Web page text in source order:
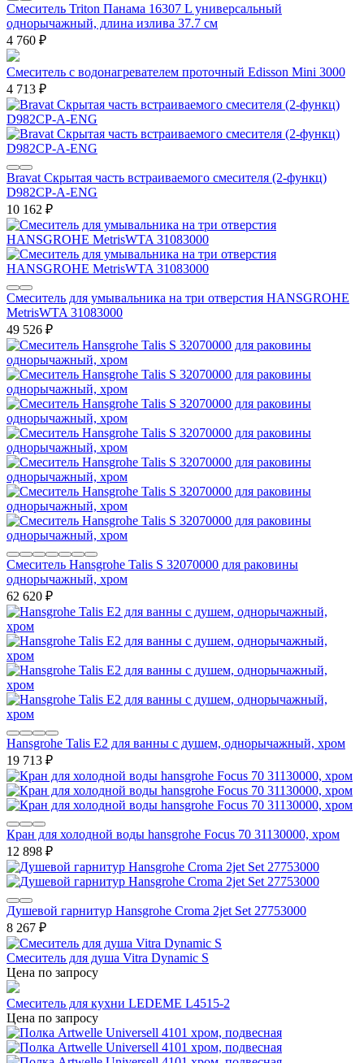
Смеситель Triton Панама 16307 L универсальный
однорычажный, длина излива 37.7 см
4 760 ₽
Смеситель с водонагревателем проточный Edisson Mini 3000
4 713 ₽
Bravat Скрытая часть встраиваемого смесителя (2-функц)
D982CP-A-ENG
10 162 ₽
Смеситель для умывальника на три отверстия HANSGROHE
MetrisWTA 31083000
49 526 ₽
Смеситель Hansgrohe Talis S 32070000 для раковины
однорычажный, хром
62 620 ₽
Hansgrohe Talis E2 для ванны с душем, однорычажный, хром
19 713 ₽
Кран для холодной воды hansgrohe Focus 70 31130000, хром
12 898 ₽
Душевой гарнитур Hansgrohe Croma 2jet Set 27753000
8 267 ₽
Смеситель для душа Vitra Dynamic S
Цена по запросу
Смеситель для кухни LEDEME L4515-2
Цена по запросу